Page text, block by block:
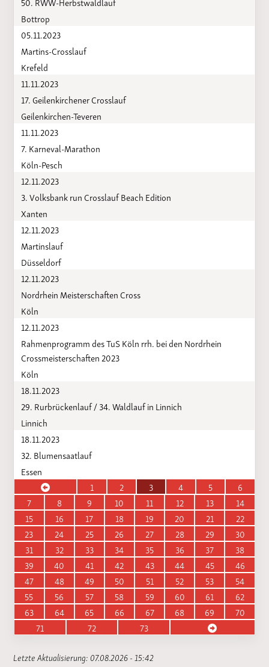
Bottrop
05.11.2023
Martins-Crosslauf
Krefeld
11.11.2023
17. Geilenkirchener Crosslauf
Geilenkirchen-Teveren
11.11.2023
7. Karneval-Marathon
Köln-Pesch
12.11.2023
3. Volksbank run Crosslauf Beach Edition
Xanten
12.11.2023
Martinslauf
Düsseldorf
12.11.2023
Nordrhein Meisterschaften Cross
Köln
12.11.2023
Rahmenprogramm des TuS Köln rrh. bei den Nordrhein
Crossmeisterschaften 2023
Köln
18.11.2023
29. Rurbrückenlauf / 34. Waldlauf in Linnich
Linnich
18.11.2023
32. Blumensaatlauf
Essen
1
2 3 4 5
6
7
8 9 10 11 12 13
14
15
16 17 18 19 20 21
22
23
24 25 26 27 28 29
30
31
32 33 34 35 36 37
38
39
40 41 42 43 44 45
46
47
48 49 50 51 52 53
54
55
56 57 58 59 60 61
62
63
64 65 66 67 68 69
70
71
72 73
Letzte Aktualisierung: 07.08.2026 - 15:42